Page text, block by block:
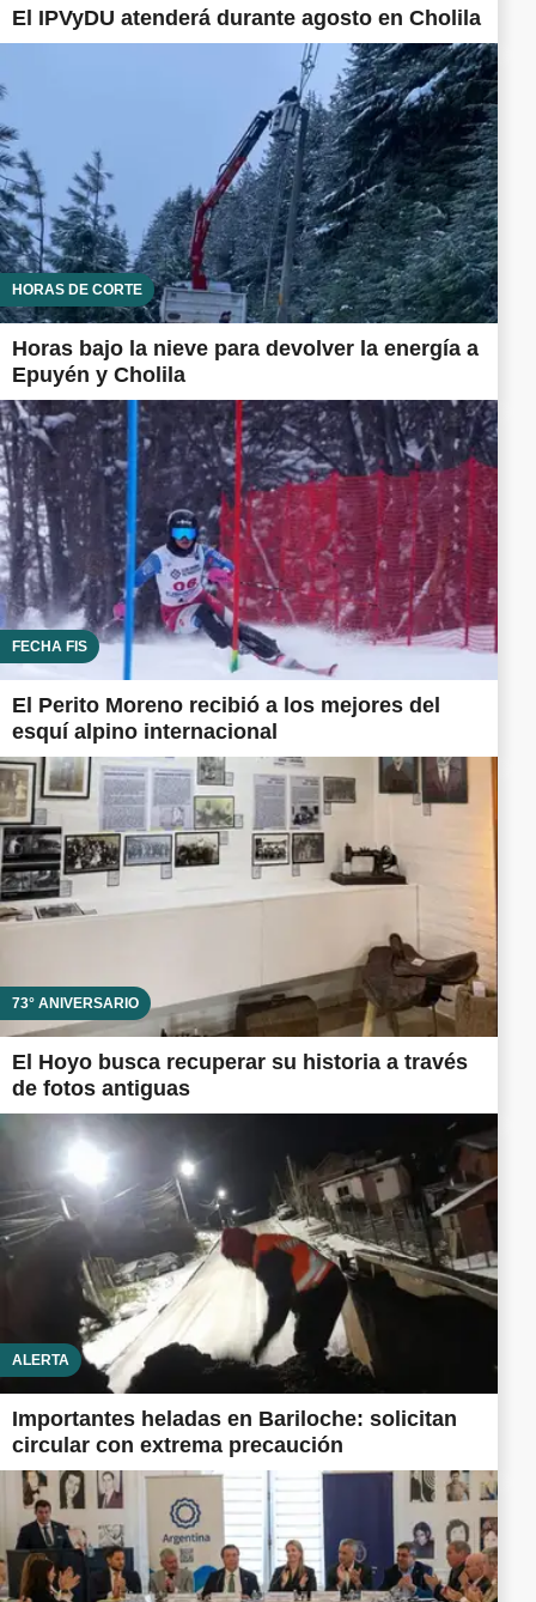
El IPVyDU atenderá durante agosto en Cholila
HORAS DE CORTE
Horas bajo la nieve para devolver la energía a
Epuyén y Cholila
FECHA FIS
El Perito Moreno recibió a los mejores del
esquí alpino internacional
73° ANIVERSARIO
El Hoyo busca recuperar su historia a través
de fotos antiguas
ALERTA
Importantes heladas en Bariloche: solicitan
circular con extrema precaución